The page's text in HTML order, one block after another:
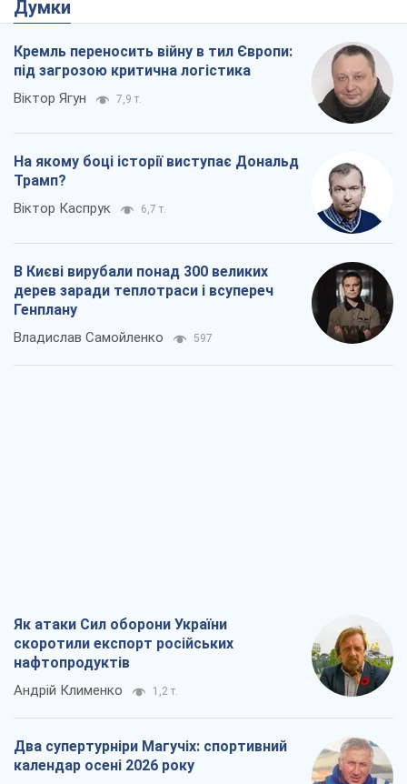
Думки
Кремль переносить війну в тил Європи:
під загрозою критична логістика
Віктор Ягун 7,9 т.
На якому боці історії виступає Дональд
Трамп?
Віктор Каспрук 6,7 т.
В Києві вирубали понад 300 великих
дерев заради теплотраси і всупереч
Генплану
Владислав Самойленко 597
Як атаки Сил оборони України
скоротили експорт російських
нафтопродуктів
Андрій Клименко 1,2 т.
Два супертурніри Магучіх: спортивний
календар осені 2026 року